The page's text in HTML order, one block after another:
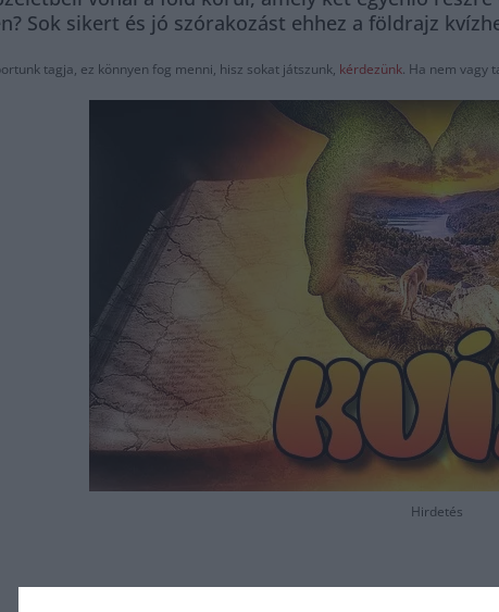
Sok sikert és jó szórakozást ehhez a földrajz
tagja, ez könnyen fog menni, hisz sokat játszunk, kérdezünk. Ha nem vagy
Hirdetés